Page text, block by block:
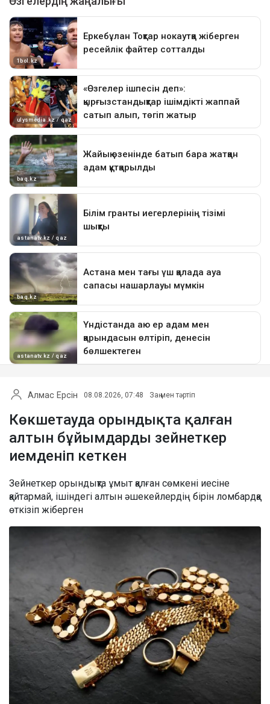
Алмас Ерсін 08.08.2026, 07:48 Заң мен тәртіп
Көкшетауда орындықта қалған
алтын бұйымдарды зейнеткер
иемденіп кеткен
Зейнеткер орындықта ұмыт қалған сөмкені иесіне
қайтармай, ішіндегі алтын әшекейлердің бірін ломбардқа
өткізіп жіберген